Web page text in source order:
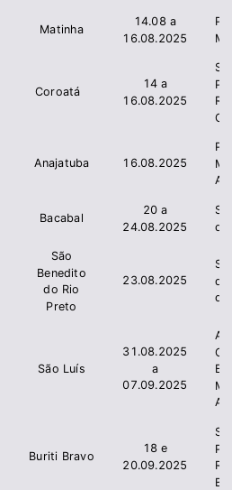
Matinha
14.08 a
16.08.2025
Coroatá
14 a
16.08.2025
Anajatuba 16.08.2025
Bacabal
20 a
24.08.2025
de
São
Benedito
do Rio
Preto
23.08.2025
de
do
São Luís
31.08.2025
a
07.09.2025
Buriti Bravo
18 e
20.09.2025